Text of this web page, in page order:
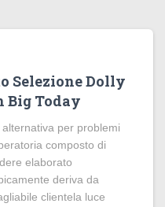
Selezione Dolly
Big Today
per problemi
composto di
elaborato
deriva da
clientela luce